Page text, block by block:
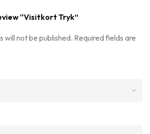
“Visitkort Tryk”
will not be published. Required fields are